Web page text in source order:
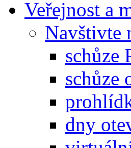
Veřejnost a
Navštivte
schůze
schůze
dny